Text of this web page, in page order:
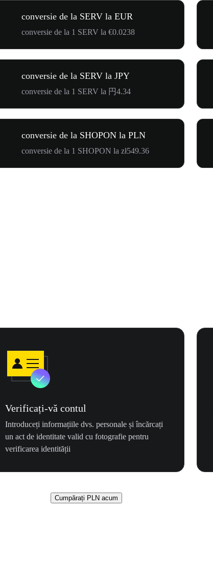
conversie de la SERV la EUR
conversie de la 1 SERV la €0.0238
conversie de la SERV la JPY
conversie de la 1 SERV la 円4.34
conversie de la SHOPON la PLN
conversie de la 1 SHOPON la zł549.36
Verificați-vă contul
Introduceți informațiile dvs. personale și încărcați
un act de identitate valid cu fotografie pentru
verificarea identității
Cumpărați PLN acum